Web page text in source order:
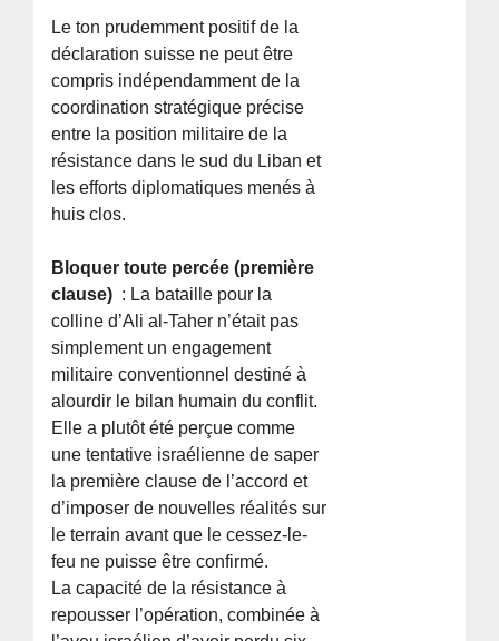
Le ton prudemment positif de la
déclaration suisse ne peut être
compris indépendamment de la
coordination stratégique précise
entre la position militaire de la
résistance dans le sud du Liban et
les efforts diplomatiques menés à
huis clos.
Bloquer toute percée (première
clause) : La bataille pour la
colline d’Ali al-Taher n’était pas
simplement un engagement
militaire conventionnel destiné à
alourdir le bilan humain du conflit.
Elle a plutôt été perçue comme
une tentative israélienne de saper
la première clause de l’accord et
d’imposer de nouvelles réalités sur
le terrain avant que le cessez-le-
feu ne puisse être confirmé.
La capacité de la résistance à
repousser l’opération, combinée à